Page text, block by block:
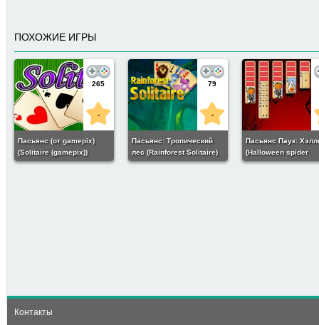
ПОХОЖИЕ ИГРЫ
265
-
Пасьянс (от gamepix)
(Solitaire (gamepix))
79
-
Пасьянс: Тропический
лес (Rainforest Solitaire)
Пасьянс Паук:
(Halloween spider
solitaire)
Контакты